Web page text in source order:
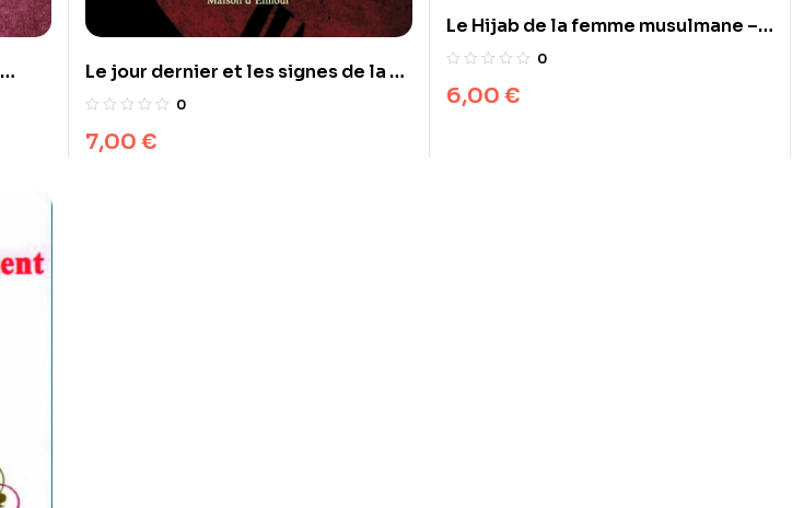
Le jour dernier et les signes de la fin
du monde 0
7,00 €
Le Hijab de la femme musulmane –
Nouvelle edition revue, corrigée et
0
6,00 €